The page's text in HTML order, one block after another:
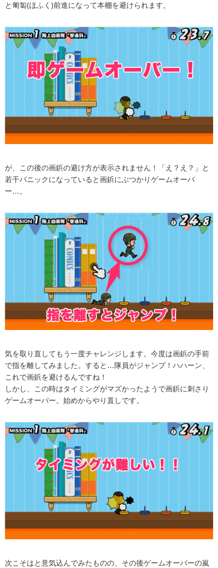
と匍匐(ほふく)前進になって本棚を避けられます。
が、この後の画鋲の避け方が表示されません！「え？え？」と
若干パニックになっていると画鋲にぶつかりゲームオーバ
ー…。
気を取り直してもう一度チャレンジします。今度は画鋲の手前
で指を離してみました。すると…隊員がジャンプ！ハハーン、
これで画鋲を避けるんですね！
しかし、この時はタイミングがマズかったようで画鋲に刺さり
ゲームオーバー。始めからやり直しです。
次こそはと意気込んでみたものの、その後ゲームオーバーの嵐